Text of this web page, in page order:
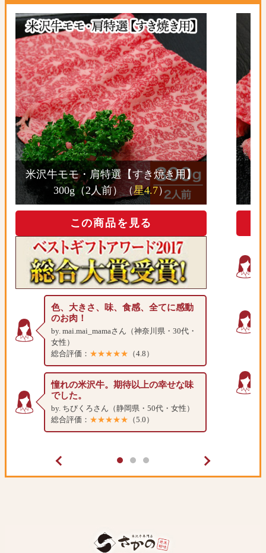
色、大きさ、味、食感、全てに感動
のお肉！
by. mai.mai_mamaさん（神奈川県・30代・
女性）
総合評価： ★★★★★ （4.8）
憧れの米沢牛。期待以上の幸せな味
でした。
by. ちびくろさん（静岡県・50代・女性）
総合評価： ★★★★★ （5.0）
米沢牛モモ・肩特選【すき焼き用】
300g（2人前）（星4.7）
この商品を見る